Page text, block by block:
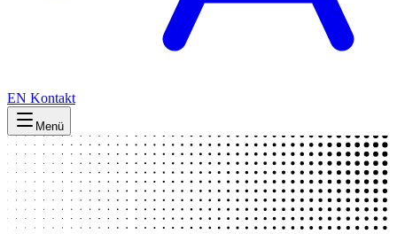
EN Kontakt
Menü